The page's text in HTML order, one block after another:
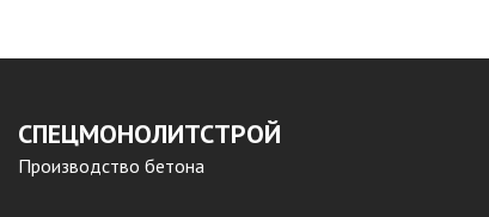
СПЕЦМОНОЛИТСТРОЙ
Производство бетона